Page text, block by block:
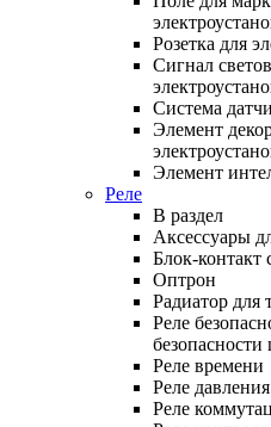
Розетка для
Сигнал
Система
Элемент
Элемент
Реле
В раздел
Аксессуары
Блок-контакт
Оптрон
Радиатор для
Реле
безопасности
Реле времени
Реле
Реле